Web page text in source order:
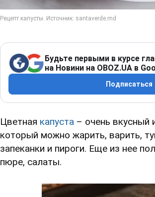
Будьте первыми в курсе
на Новини на OBOZ.UA в
Подписаться
Цветная капуста – очень вкусный
который можно жарить, варить,
запеканки и пироги. Еще из нее
пюре, салаты.